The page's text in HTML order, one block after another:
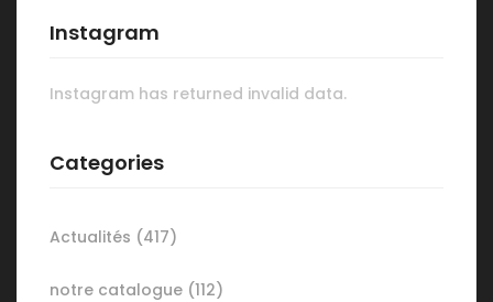
Instagram
Instagram has returned invalid data.
Categories
Actualités (417)
notre catalogue (112)